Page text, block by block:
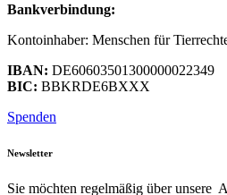
Bankverbindung:
Kontoinhaber: Menschen für
IBAN: DE60603501300000022349
BIC: BBKRDE6BXXX
Spenden
Newsletter
Sie möchten regelmäßig über unsere